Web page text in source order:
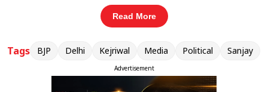
अरविंद केजरीवाल को सुनना पड़ेगा। दरअसल, 2011 में
केंद्र में सत्ता विरोधी लहर से जूझ रही कांग्रेस के नेतृत्व वाली
(यूपीए) के खिलाफ रामलीला मैदान से एक जनआंदोलन की
शुरुआत हुई। वरिष्ठ सामाजिक कार्यकर्ता और गांधीवादी
अन्ना हजारे, 5 अप्रैल 2011 को नई दिल्ली के जंतर-मंतर पर
Read More
Tags BJP Delhi Kejriwal Media Political Sanjay
Advertisement